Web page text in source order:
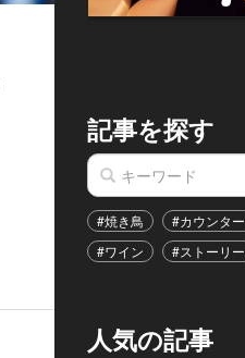
記事を探す
#焼き鳥 #カウンター
#ワイン
#ストーリー
人気の記事